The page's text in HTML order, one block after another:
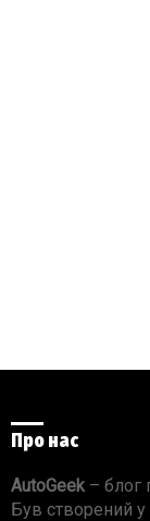
Про нас
AutoGeek– блог
Був створений у